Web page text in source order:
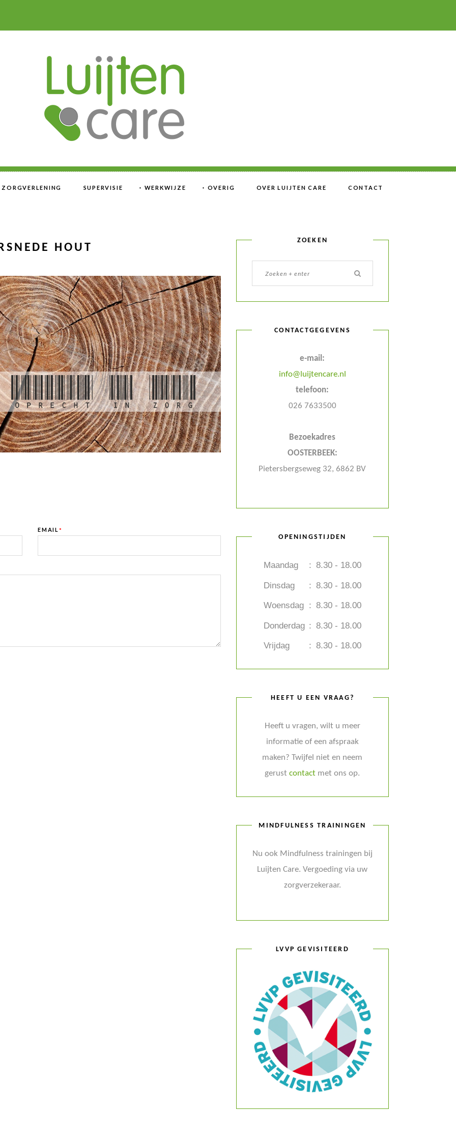
SUPERVISIE WERKWIJZE OVERIG OVER LUIJTEN CARE CONTACT
HOUT
EMAIL *
ZOEKEN
CONTACTGEGEVENS
e-mail:
info@luijtencare.nl
telefoon:
026 7633500
Bezoekadres
OOSTERBEEK:
Pietersbergseweg 32, 6862 BV
OPENINGSTIJDEN
Maandag : 8.30 - 18.00
Dinsdag : 8.30 - 18.00
Woensdag : 8.30 - 18.00
Donderdag : 8.30 - 18.00
Vrijdag : 8.30 - 18.00
HEEFT U EEN VRAAG?
Heeft u vragen, wilt u meer
informatie of een afspraak
maken? Twijfel niet en neem
gerustcontact met ons op.
MINDFULNESS TRAININGEN
Nu ook Mindfulness trainingen bij
Luijten Care. Vergoeding via uw
zorgverzekeraar.
LVVP GEVISITEERD